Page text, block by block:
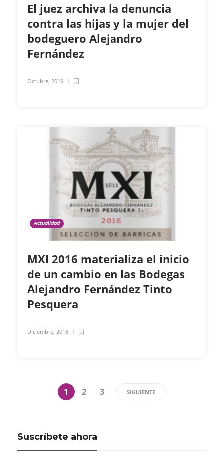
El juez archiva la denuncia
contra las hijas y la mujer del
bodeguero Alejandro
Fernández
Octubre, 2019
Actualidad
MXI 2016 materializa el inicio
de un cambio en las Bodegas
Alejandro Fernández Tinto
Pesquera
Diciembre, 2018
1 2 3 SIGUIENTE
Suscríbete ahora